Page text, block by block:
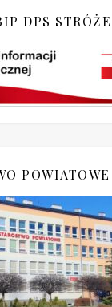
DPS STRÓŻE